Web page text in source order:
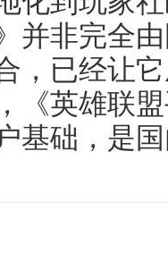
并非完全
，已经让
《英雄联
基础，是